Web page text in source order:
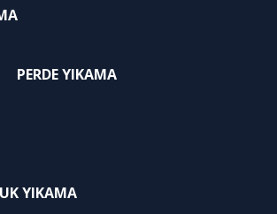
PERDE YIKAMA
YIKAMA